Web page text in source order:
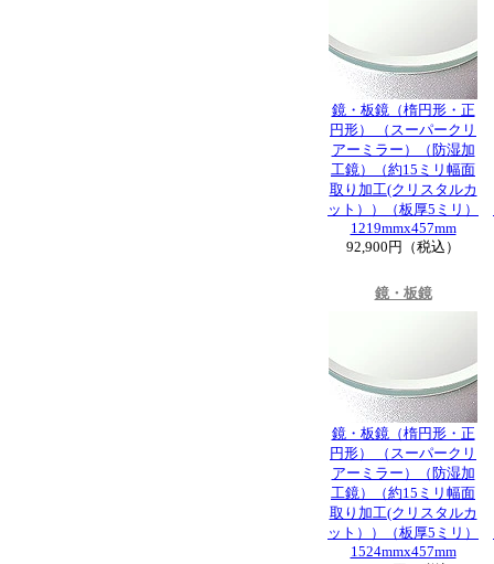
鏡・板鏡（楕円形・正
円形） （スーパークリ
アーミラー）（防湿加
工鏡）（約15ミリ幅面
取り加工(クリスタルカ
ット））（板厚5ミリ）
1219mmx457mm
92,900円（税込）
鏡・板鏡
鏡・板鏡（楕円形・正
円形） （スーパークリ
アーミラー）（防湿加
工鏡）（約15ミリ幅面
取り加工(クリスタルカ
ット））（板厚5ミリ）
1524mmx457mm